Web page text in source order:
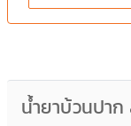
น้ำยาบ้วนปา